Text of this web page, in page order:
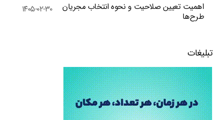
اهمیت تعیین صلاحیت و نحوه انتخاب مجریان
طرح‌ها
۱۴۰۵-۰۲-۳۰
تبلیغات